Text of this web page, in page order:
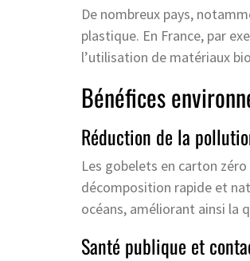
De nombreux pays,
plastique. En France, par
l’utilisation de matériaux
Bénéfices
Réduction de la
Les gobelets en carton
décomposition rapide et
océans, améliorant ainsi la
Santé publique et